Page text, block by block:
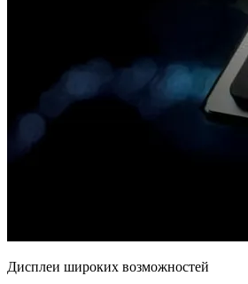
Дисплеи широких возможностей